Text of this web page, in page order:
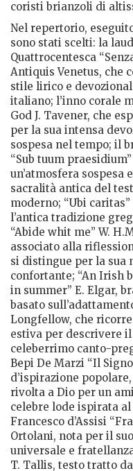
coristi brianzoli di
Nel repertorio,
sono stati scelti: la
Quattrocentesca
Antiquis Venetus, che
stile lirico e
italiano; l’inno corale
God J. Tavener, che
per la sua intensa
sospesa nel tempo; il
“Sub tuum
un’atmosfera sospesa
sacralità antica del
moderno; “Ubi
l’antica tradizione
“Abide whit me” W.
associato alla
si distingue per la sua
confortante; “An Irish
in summer” E. Elgar,
basato
Longfellow, che
estiva per descrivere
celeberrimo canto-
Bepi De Marzi “Il
d’ispirazione
rivolta a Dio per un
celebre lode ispirata
Francesco d’Assisi
Ortolani, nota per il
universale e
T. Tallis, testo tratto